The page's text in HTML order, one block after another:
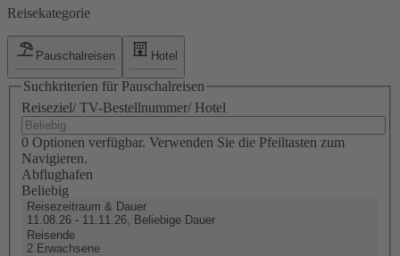
Reisekategorie
Pauschalreisen Hotel
Suchkriterien für Pauschalreisen
Reiseziel/ TV-Bestellnummer/ Hotel
0 Optionen verfügbar. Verwenden Sie die Pfeiltasten zum
Navigieren.
Abflughafen
Beliebig
Reisezeitraum & Dauer
11.08.26 - 11.11.26, Beliebige Dauer
Reisende
2 Erwachsene